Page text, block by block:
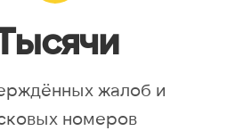
жалоб и
номеров